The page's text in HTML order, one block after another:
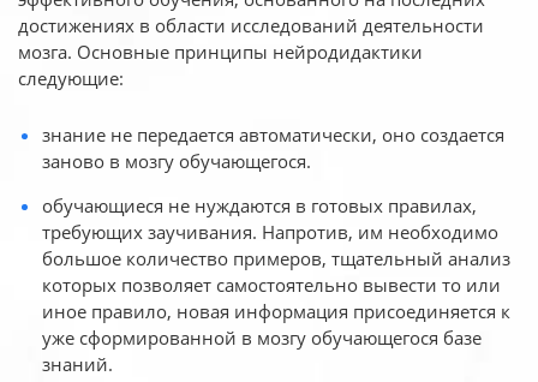
достижениях в области исследований деятельности
мозга. Основные принципы нейродидактики
следующие:
знание не передается автоматически, оно создается
заново в мозгу обучающегося.
обучающиеся не нуждаются в готовых правилах,
требующих заучивания. Напротив, им необходимо
большое количество примеров, тщательный анализ
которых позволяет самостоятельно вывести то или
иное правило, новая информация присоединяется к
уже сформированной в мозгу обучающегося базе
знаний.